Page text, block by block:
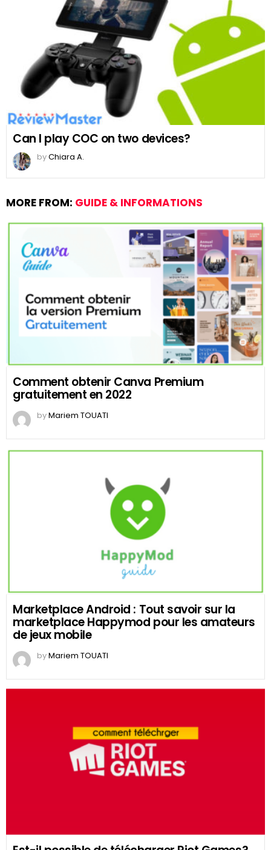
Can I play COC on two devices?
byChiara A.
MORE FROM: GUIDE & INFORMATIONS
Comment obtenir Canva Premium
gratuitement en 2022
byMariem TOUATI
Marketplace Android : Tout savoir sur la
marketplace Happymod pour les amateurs
de jeux mobile
byMariem TOUATI